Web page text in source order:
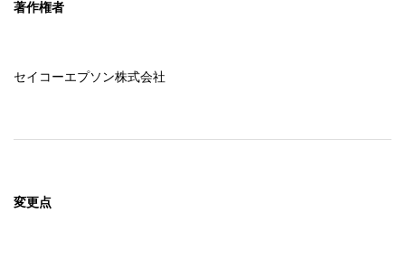
著作権者
セイコーエプソン株式会社
変更点